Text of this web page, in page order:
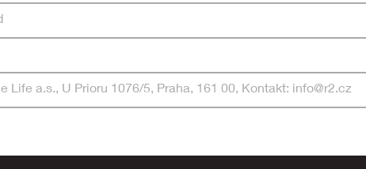
Life a.s., U Prioru 1076/5, Praha, 161 00, Kontakt: info@r2.cz